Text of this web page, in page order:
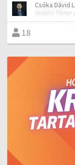
Csóka Dávid
Vezetői Tréner
18